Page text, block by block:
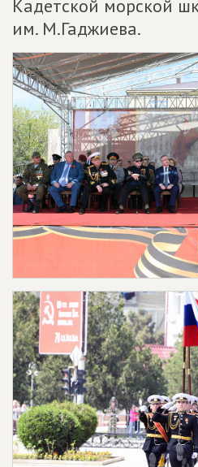
Кадетской морской
им. М.Гаджиева.